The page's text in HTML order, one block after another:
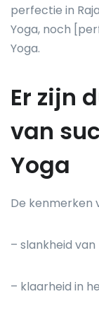
perfectie in
Yoga, noch
Yoga.
Er zijn
van
Yoga
De kenmerken
– slankheid
– klaarheid in